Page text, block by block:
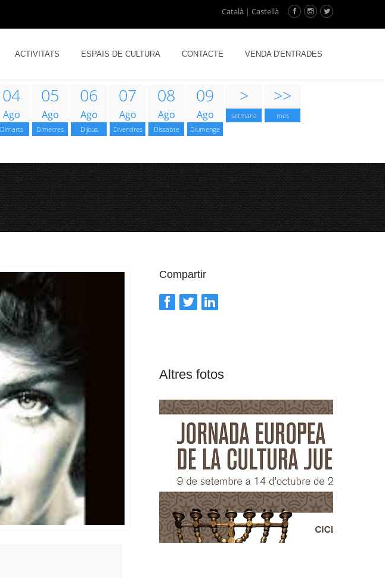
Català | Castellà
ACTIVITATS ESPAIS DE CULTURA CONTACTE VENDA D'ENTRADES
04
Ago
Dimarts
05
Ago
Dimecres
06
Ago
Dijous
07
Ago
Divendres
08
Ago
Dissabte
09
Ago
Diumenge
>
setmana
>>
mes
Compartir
Altres fotos